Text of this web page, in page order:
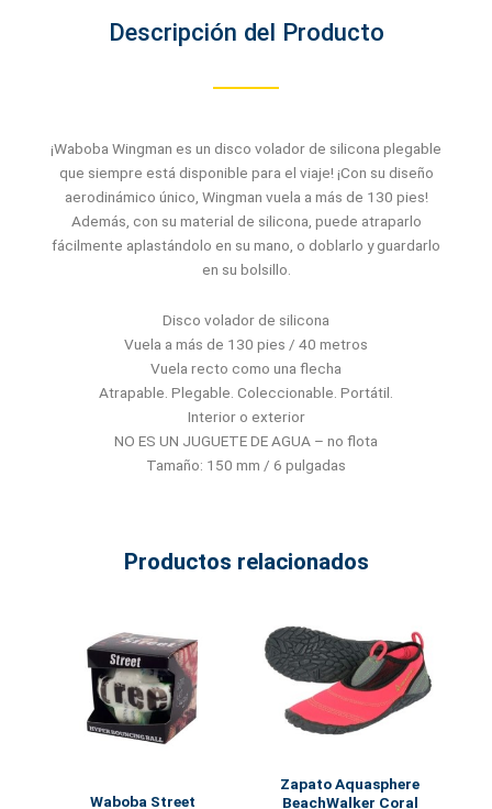
Descripción del Producto
¡Waboba Wingman es un disco volador de silicona plegable
que siempre está disponible para el viaje! ¡Con su diseño
aerodinámico único, Wingman vuela a más de 130 pies!
Además, con su material de silicona, puede atraparlo
fácilmente aplastándolo en su mano, o doblarlo y guardarlo
en su bolsillo.
Disco volador de silicona
Vuela a más de 130 pies / 40 metros
Vuela recto como una flecha
Atrapable. Plegable. Coleccionable. Portátil.
Interior o exterior
NO ES UN JUGUETE DE AGUA – no flota
Tamaño: 150 mm / 6 pulgadas
Productos relacionados
Waboba Street
Zapato Aquasphere
BeachWalker Coral